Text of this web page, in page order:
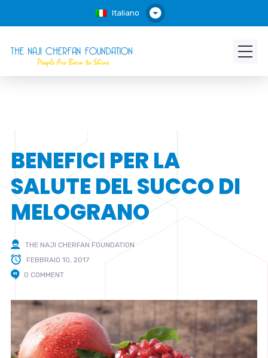
Italiano
BENEFICI PER LA
SALUTE DEL SUCCO DI
MELOGRANO
THE NAJI CHERFAN FOUNDATION
FEBBRAIO 10, 2017
0 COMMENT